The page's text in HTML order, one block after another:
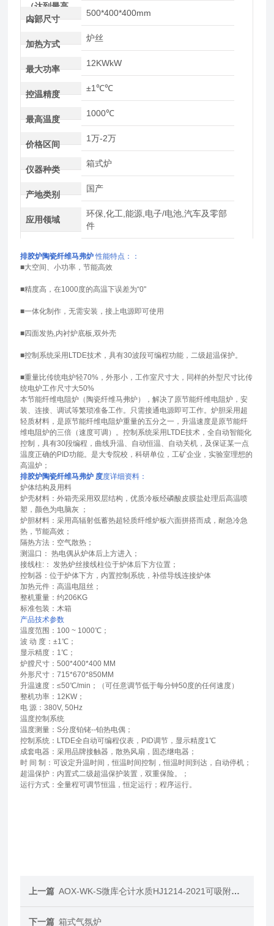
（达到最高
温）
内部尺寸
500*400*400mm
加热方式
炉丝
最大功率
12KWkW
控温精度
±1℃℃
最高温度
1000℃
价格区间
1万-2万
仪器种类
箱式炉
产地类别
国产
应用领域
环保,化工,能源,电子/电池,汽车及零部
件
排胶炉陶瓷纤维马弗炉 性能特点：：
■大空间、小功率，节能高效
■精度高，在1000度的高温下误差为“0"
■一体化制作，无需安装，接上电源即可使用
■四面发热,内衬炉底板,双外壳
■控制系统采用LTDE技术，具有30波段可编程功能，二级超温保护。
■重量比传统电炉轻70%，外形小，工作室尺寸大，同样的外型尺寸比传
统电炉工作尺寸大50%
本节能纤维电阻炉（陶瓷纤维马弗炉），解决了原节能纤维电阻炉，安
装、连接、调试等繁琐准备工作。只需接通电源即可工作。炉胆采用超
轻质材料，是原节能纤维电阻炉重量的五分之一，升温速度是原节能纤
维电阻炉的三倍（速度可调）。控制系统采用LTDE技术，全自动智能化
控制，具有30段编程，曲线升温、自动恒温、自动关机，及保证某一点
温度正确的PID功能。是大专院校，科研单位，工矿企业，实验室理想的
高温炉；
排胶炉陶瓷纤维马弗炉 度度详细资料：
炉体结构及用料
炉壳材料：外箱壳采用双层结构，优质冷板经磷酸皮膜盐处理后高温喷
塑，颜色为电脑灰 ；
炉胆材料：采用高辐射低蓄热超轻质纤维炉板六面拼搭而成，耐急冷急
热，节能高效；
隔热方法：空气散热；
测温口： 热电偶从炉体后上方进入；
接线柱:： 发热炉丝接线柱位于炉体后下方位置；
控制器：位于炉体下方，内置控制系统，补偿导线连接炉体
加热元件：高温电阻丝；
整机重量：约206KG
标准包装：木箱
产品技术参数
温度范围：100 ~ 1000℃；
波 动 度：±1℃；
显示精度：1℃；
炉膛尺寸：500*400*400 MM
外形尺寸：715*670*850MM
升温速度：≤50℃/min；（可任意调节低于每分钟50度的任何速度）
整机功率：12KW；
电 源：380V, 50Hz
温度控制系统
温度测量：S分度铂铑--铂热电偶；
控制系统：LTDE全自动可编程仪表，PID调节，显示精度1℃
成套电器：采用品牌接触器，散热风扇，固态继电器；
时 间 制：可设定升温时间，恒温时间控制，恒温时间到达，自动停机；
超温保护：内置式二级超温保护装置，双重保险。；
运行方式：全量程可调节恒温，恒定运行；程序运行。
上一篇 AOX-WK-S微库仑计水质HJ1214-2021可吸附有机卤素分析仪
下一篇 箱式气氛炉